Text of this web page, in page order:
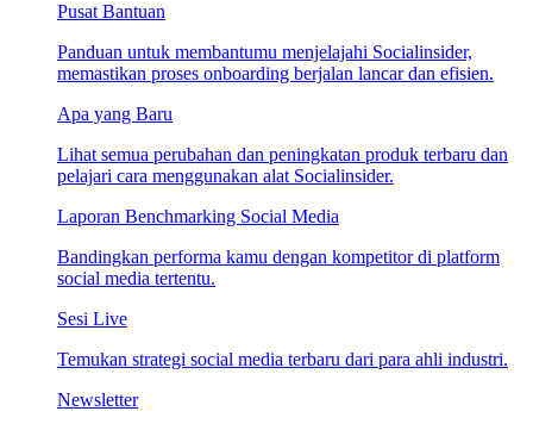
Pusat Bantuan
Panduan untuk membantumu menjelajahi Socialinsider,
memastikan proses onboarding berjalan lancar dan efisien.
Apa yang Baru
Lihat semua perubahan dan peningkatan produk terbaru dan
pelajari cara menggunakan alat Socialinsider.
Laporan Benchmarking Social Media
Bandingkan performa kamu dengan kompetitor di platform
social media tertentu.
Sesi Live
Temukan strategi social media terbaru dari para ahli industri.
Newsletter